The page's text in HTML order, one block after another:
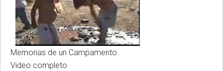
Memorias de un Campamento.
Video completo